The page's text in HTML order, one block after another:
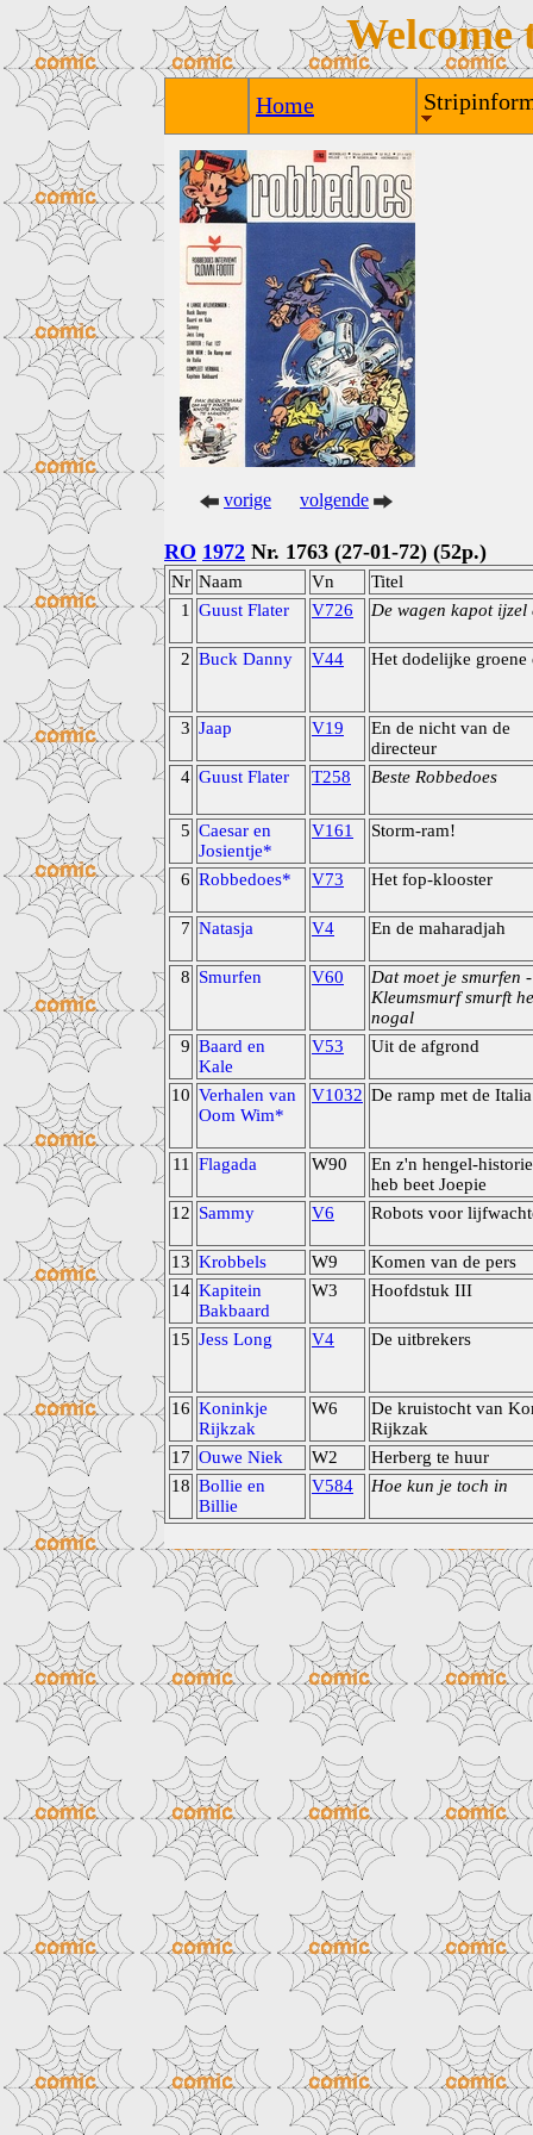
Welcome
Home
vorige volgende
RO 1972 Nr. 1763 (27-01-72) (52p.)
Nr Naam Vn
Titel
1
Guust Flater V726 De wagen kapot ijzel
2 Buck Danny V44 Het dodelijke groene
3 Jaap V19
En de nicht van de
directeur
4 Guust Flater T258 Beste Robbedoes
5 Caesar en
Josientje*
V161 Storm-ram!
6 Robbedoes* V73 Het fop-klooster
7 Natasja V4 En de maharadjah
8 Smurfen V60
Dat moet je smurfen
Kleumsmurf smurft
nogal
9 Baard en
Kale
V53 Uit de afgrond
10 Verhalen van
Oom Wim*
V1032 De ramp met de Italia
11 Flagada W90
En z'n hengel-
heb beet Joepie
12 Sammy V6 Robots voor
13 Krobbels W9
Komen van de pers
14 Kapitein
Bakbaard
W3 Hoofdstuk III
15 Jess Long V4 De uitbrekers
16 Koninkje
Rijkzak
W6
De kruistocht van
Rijkzak
17 Ouwe Niek W2
Herberg te huur
18 Bollie en
Billie
V584 Hoe kun je toch in